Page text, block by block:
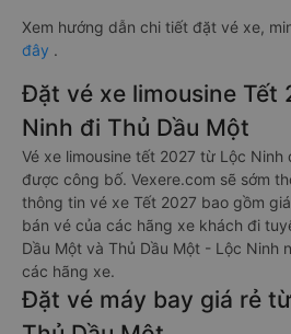
Xem hướng dẫn chi tiết đặt vé xe,
đây .
Đặt vé xe limousine Tết
Ninh đi Thủ Dầu Một
Vé xe limousine tết 2027 từ Lộc Ninh
được công bố. Vexere.com sẽ sớm
thông tin vé xe Tết 2027 bao gồm
bán vé của các hãng xe khách đi
Dầu Một và Thủ Dầu Một - Lộc Ninh
các hãng xe.
Đặt vé máy bay giá rẻ